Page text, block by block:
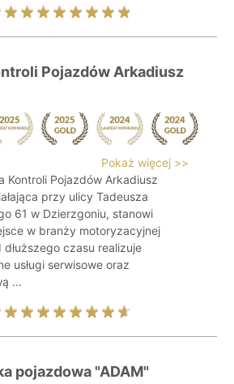
Pojazdów Arkadiusz
Pokaż więcej >>
Kontroli Pojazdów Arkadiusz
przy ulicy Tadeusza
61 w Dzierzgoniu, stanowi
w branży motoryzacyjnej
dłuższego czasu realizuje
usługi serwisowe oraz
...
pojazdowa "ADAM"